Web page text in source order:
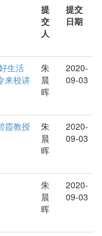
提
交
人
提交
日期
生活
来校讲
朱
晨
晖
2020-
09-03
霞教授
朱
晨
晖
2020-
09-03
朱
晨
晖
2020-
09-03